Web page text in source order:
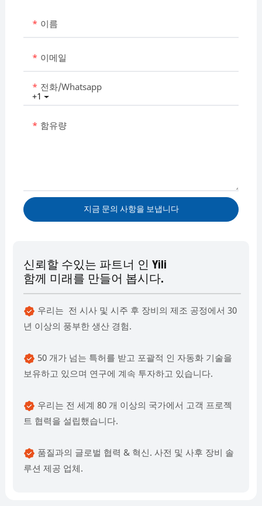
이름
이메일
+1
전화/whatsapp
함유량
지금 문의 사항을 보냅니다
신뢰할 수있는 파트너 인 Yili
함께 미래를 만들어 봅시다.
우리는 전 시사 및 시주 후 장비의 제조 공정에서 30
년 이상의 풍부한 생산 경험.
50 개가 넘는 특허를 받고 포괄적 인 자동화 기술을
보유하고 있으며 연구에 계속 투자하고 있습니다.
우리는 전 세계 80 개 이상의 국가에서 고객 프로젝
트 협력을 설립했습니다.
품질과의 글로벌 협력 & 혁신. 사전 및 사후 장비 솔
루션 제공 업체.